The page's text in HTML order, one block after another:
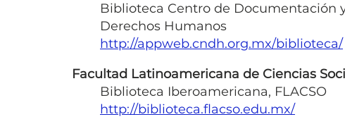
Biblioteca Centro de Documentación
Derechos Humanos
http://appweb.cndh.org.mx/biblioteca/
Facultad Latinoamericana de Ciencias
Biblioteca Iberoamericana, FLACSO
http://biblioteca.flacso.edu.mx/